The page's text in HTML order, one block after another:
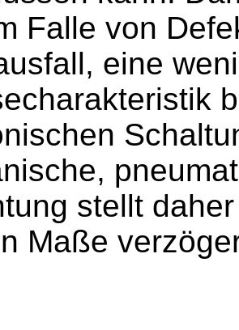
Falle von
eine
stellt
Maße